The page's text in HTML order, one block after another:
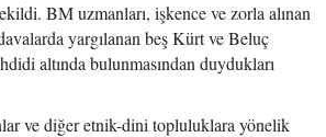
BM uzmanları, işkence ve zorla alınan
yargılanan beş Kürt ve Beluç
altında bulunmasından duydukları
ve diğer etnik-dini topluluklara yönelik